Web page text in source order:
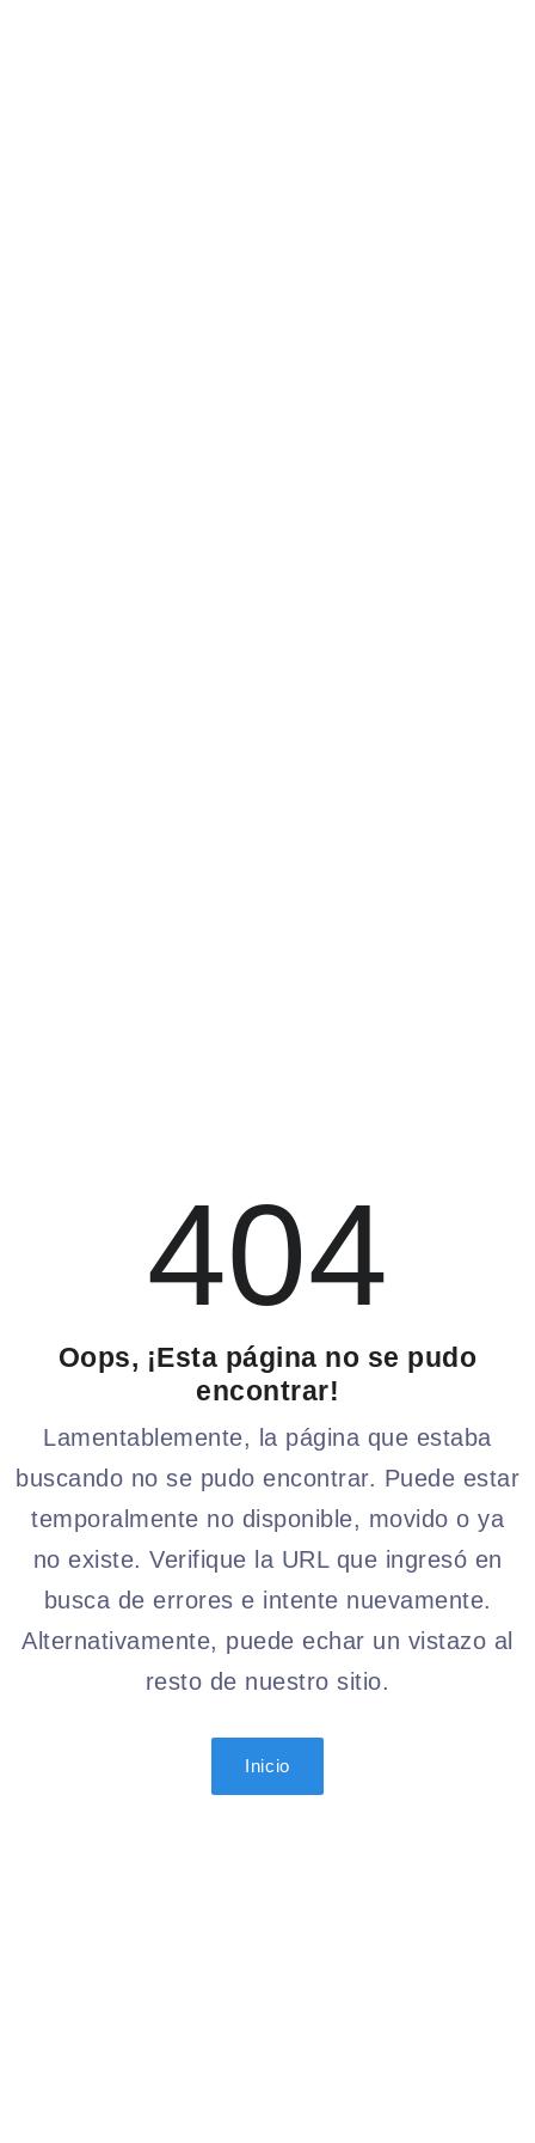
404
Oops, ¡Esta página no se pudo
encontrar!
Lamentablemente, la página que estaba
buscando no se pudo encontrar. Puede estar
temporalmente no disponible, movido o ya
no existe. Verifique la URL que ingresó en
busca de errores e intente nuevamente.
Alternativamente, puede echar un vistazo al
resto de nuestro sitio.
Inicio